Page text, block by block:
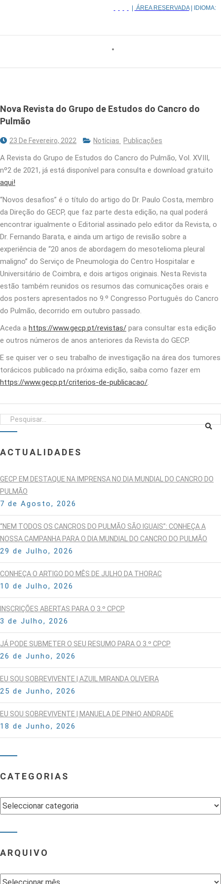
ÁREA RESERVADA| IDIOMA:
Nova Revista do Grupo de Estudos do Cancro do
Pulmão
23 De Fevereiro, 2022 Notícias Publicações
A Revista do Grupo de Estudos do Cancro do Pulmão, Vol. XVIII,
nº2 de 2021, já está disponível para consulta e download gratuito
aqui!
“Novos desafios” é o título do artigo do Dr. Paulo Costa, membro
da Direção do GECP, que faz parte desta edição, na qual poderá
encontrar igualmente o Editorial assinado pelo editor da Revista, o
Dr. Fernando Barata, e ainda um artigo de revisão sobre a
experiência de “20 anos de abordagem do mesotelioma pleural
maligno” do Serviço de Pneumologia do Centro Hospitalar e
Universitário de Coimbra, e dois artigos originais. Nesta Revista
estão também reunidos os resumos das comunicações orais e
dos posters apresentados no 9.º Congresso Português do Cancro
do Pulmão, decorrido em outubro passado.
Aceda a https://www.gecp.pt/revistas/ para consultar esta edição
e outros números de anos anteriores da Revista do GECP.
E se quiser ver o seu trabalho de investigação na área dos tumores
torácicos publicado na próxima edição, saiba como fazer em
https://www.gecp.pt/criterios-de-publicacao/.
ACTUALIDADES
GECP EM DESTAQUE NA IMPRENSA NO DIA MUNDIAL DO CANCRO DO
PULMÃO
7 de Agosto, 2026
“NEM TODOS OS CANCROS DO PULMÃO SÃO IGUAIS”: CONHEÇA A
NOSSA CAMPANHA PARA O DIA MUNDIAL DO CANCRO DO PULMÃO
29 de Julho, 2026
CONHEÇA O ARTIGO DO MÊS DE JULHO DA THORAC
10 de Julho, 2026
INSCRIÇÕES ABERTAS PARA O 3.º CPCP
3 de Julho, 2026
JÁ PODE SUBMETER O SEU RESUMO PARA O 3.º CPCP
26 de Junho, 2026
EU SOU SOBREVIVENTE | AZUIL MIRANDA OLIVEIRA
25 de Junho, 2026
EU SOU SOBREVIVENTE | MANUELA DE PINHO ANDRADE
18 de Junho, 2026
CATEGORIAS
Categorias
ARQUIVO
Arquivo